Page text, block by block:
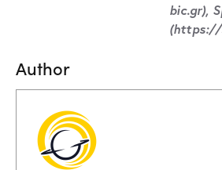
bic.gr),
(https://
Author